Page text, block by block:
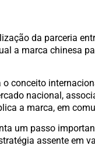
da parceria
a marca chinesa
conceito
nacional,
a marca, em
um passo
assente em